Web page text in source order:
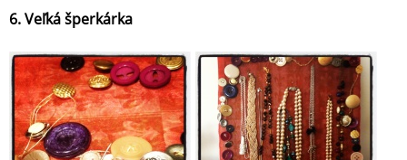
6. Veľká šperkárka